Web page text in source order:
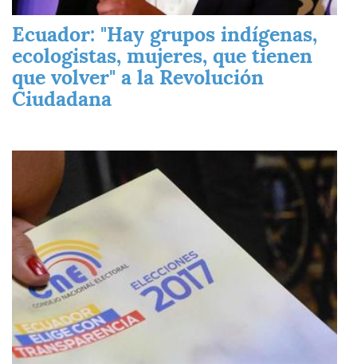
Ecuador: "Hay grupos indígenas,
ecologistas, mujeres, que tienen
que volver" a la Revolución
Ciudadana